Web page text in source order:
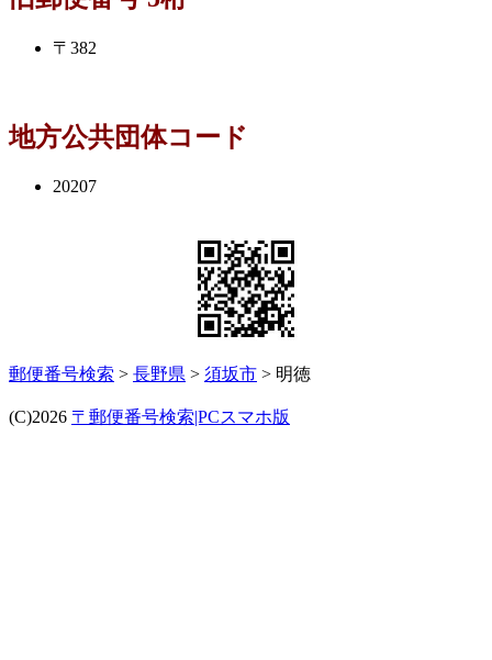
〒382
地方公共団体コード
20207
郵便番号検索 > 長野県 > 須坂市 > 明徳
(C)2026 〒郵便番号検索|PCスマホ版